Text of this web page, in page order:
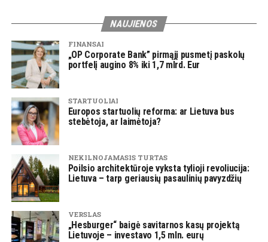
NAUJIENOS
FINANSAI
„OP Corporate Bank” pirmąjį pusmetį paskolų
portfelį augino 8% iki 1,7 mlrd. Eur
STARTUOLIAI
Europos startuolių reforma: ar Lietuva bus
stebėtoja, ar laimėtoja?
NEKILNOJAMASIS TURTAS
Poilsio architektūroje vyksta tylioji revoliucija:
Lietuva – tarp geriausių pasaulinių pavyzdžių
VERSLAS
„Hesburger“ baigė savitarnos kasų projektą
Lietuvoje – investavo 1,5 mln. eurų